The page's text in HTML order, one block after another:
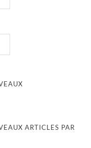
ARTICLES PAR